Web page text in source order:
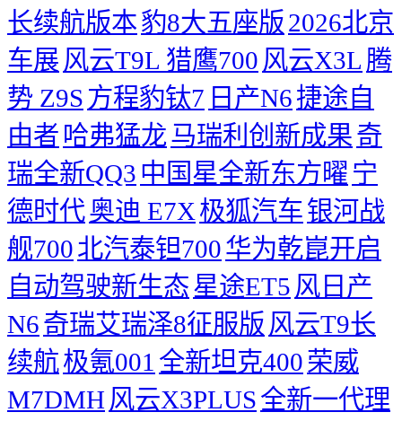
长续航版本豹8大五座版2026北京
车展 风云T9L 猎鹰700 风云X3L 腾
势 Z9S 方程豹钛7 日产N6捷途自
由者 哈弗猛龙马瑞利创新成果奇
瑞全新QQ3 中国星全新东方曜 宁
德时代奥迪 E7X极狐汽车银河战
舰700北汽泰钽700华为乾崑开启
自动驾驶新生态星途ET5 风日产
N6奇瑞艾瑞泽8征服版 风云T9长
续航极氪001 全新坦克400荣威
M7DMH 风云X3PLUS全新一代理